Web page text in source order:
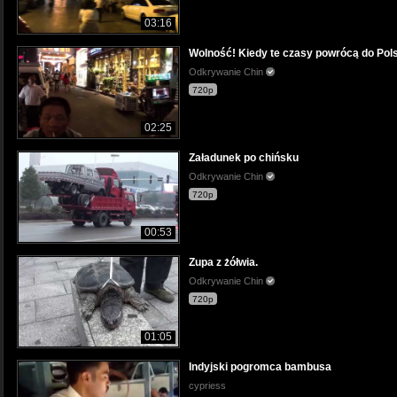
03:16
02:25
Wolność! Kiedy te czasy powrócą do
Odkrywanie Chin
720p
00:53
Załadunek po chińsku
Odkrywanie Chin
720p
01:05
Zupa z żółwia.
Odkrywanie Chin
720p
Indyjski pogromca bambusa
cypriess